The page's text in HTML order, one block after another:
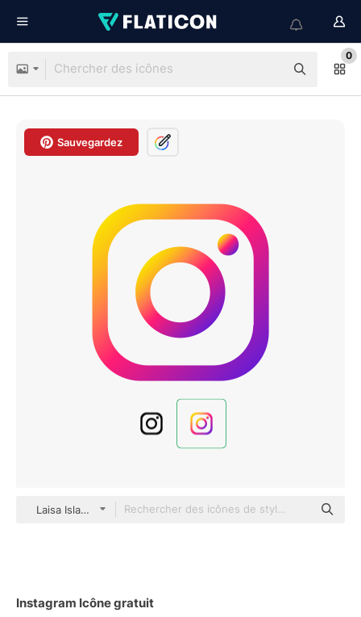
0
Sauvegardez
Laisa Islam Ani Flat Gradient
Instagram Icône gratuit